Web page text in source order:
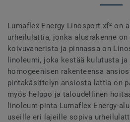
Lumaflex Energy Linosport xf² on
urheilulattia, jonka alusrakenne
koivuvanerista ja pinnassa on
linoleumi, joka kestää kulutusta
homogeenisen rakenteensa
pintakäsittelyn ansiosta lattia on
myös helppo ja taloudellinen
linoleum-pinta Lumaflex Energy-
useille eri lajeille sopiva